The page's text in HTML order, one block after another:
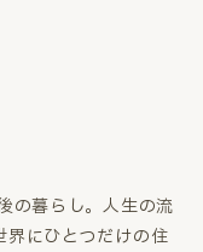
の暮らし。人生の流
界にひとつだけの住